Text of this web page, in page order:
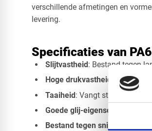
verschillende afmetingen en
levering.
Specificaties van
Slijtvastheid : Bestand tegen
Hoge drukvastheid
: Geschikt
Taaiheid: Vangt stoten en
Goede glij-eigenschappen
Bestand tegen snijdende